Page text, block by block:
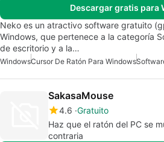
Descargar gratis para
Neko es un atractivo software gratuito
Windows, que pertenece a la categoría
de escritorio y a la…
WindowsCursor De Ratón Para Windows
SakasaMouse
4.6 Gratuito
Haz que el ratón del PC se
contraria